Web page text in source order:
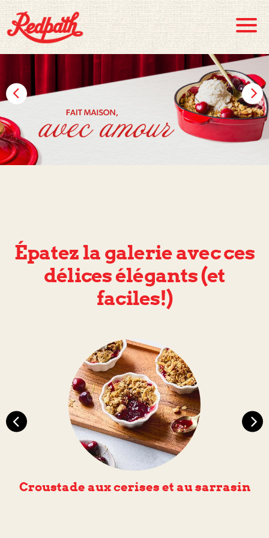
Skip to main content
Épatez la galerie avec ces
délices élégants (et
faciles!)
Croustade aux cerises et au sarrasin